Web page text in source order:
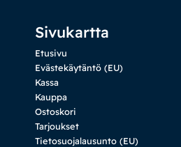
Sivukartta
Etusivu
Evästekäytäntö (EU)
Kassa
Kauppa
Ostoskori
Tarjoukset
Tietosuojalausunto (EU)